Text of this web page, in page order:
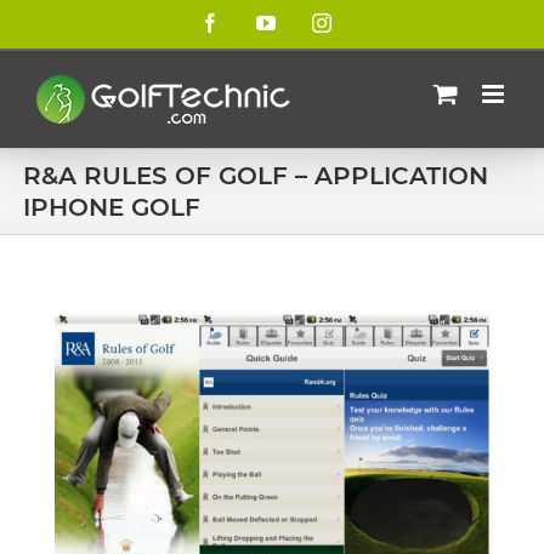
au
contenu
FacebookYouTubeInstagram
R&A RULES OF GOLF – APPLICATION
IPHONE GOLF